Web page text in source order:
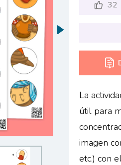
32
La
útil para
imagen
etc.) con